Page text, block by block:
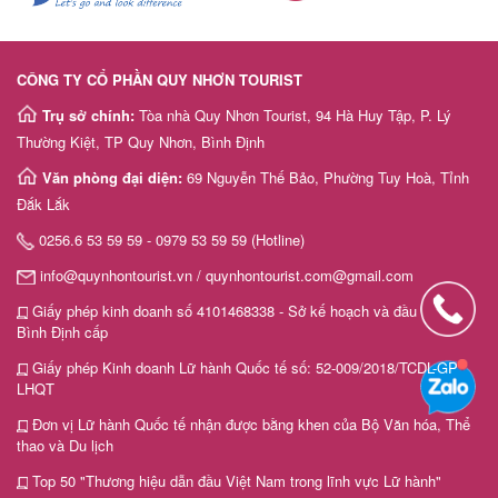
CÔNG TY CỔ PHẦN QUY NHƠN TOURIST
Trụ sở chính: Tòa nhà Quy Nhơn Tourist, 94 Hà Huy Tập, P. Lý
Thường Kiệt, TP Quy Nhơn, Bình Định
Văn phòng đại diện: 69 Nguyễn Thế Bảo, Phường Tuy Hoà, Tỉnh
Đắk Lắk
0256.6 53 59 59 - 0979 53 59 59 (Hotline)
info@quynhontourist.vn / quynhontourist.com@gmail.com
Giấy phép kinh doanh số 4101468338 - Sở kế hoạch và đầu tư tỉnh
Bình Định cấp
Giấy phép Kinh doanh Lữ hành Quốc tế số: 52-009/2018/TCDL-GP
LHQT
Đơn vị Lữ hành Quốc tế nhận được bằng khen của Bộ Văn hóa, Thể
thao và Du lịch
Top 50 "Thương hiệu dẫn đầu Việt Nam trong lĩnh vực Lữ hành"